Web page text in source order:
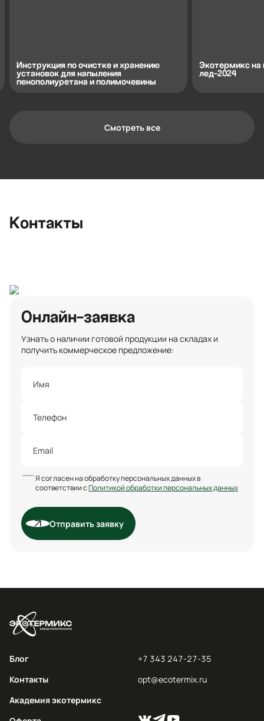
Инструкция по очистке и хранению
установок для напыления
пенополиуретана и полимочевины
Экотермикс на
лед-2024
Смотреть все
Контактыopt@ecotermix.ru
Онлайн-заявка
Узнать о наличии готовой продукции на складах и
получить коммерческое предложение:
Я согласен на обработку персональных данных в
соответствии сПолитикой обработки персональных данных
Отправить заявку
Блог
Контакты
Академия экотермикс
+7 343 247-27-35
opt@ecotermix.ru